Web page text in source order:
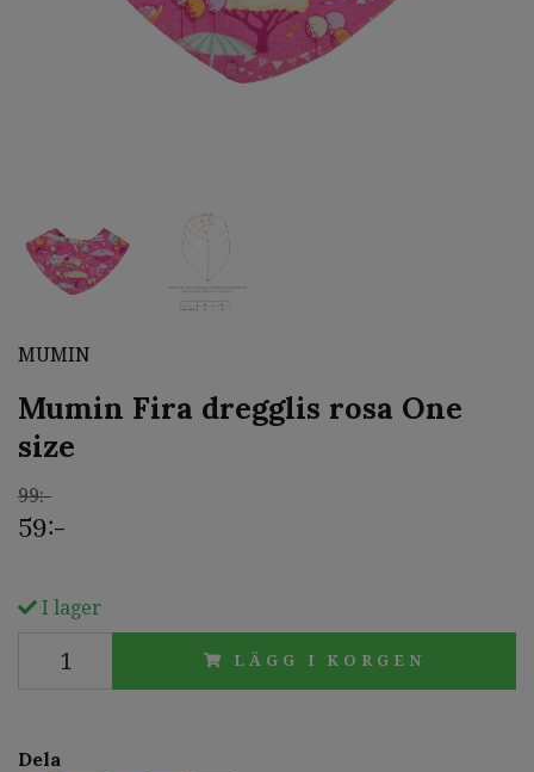
MUMIN
Mumin Fira dregglis rosa One
size
99:-
59:-
I lager
LÄGG I KORGEN
Dela